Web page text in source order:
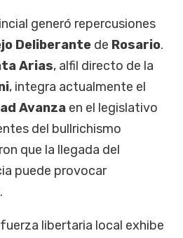
generó repercusiones
Deliberante de Rosario.
Arias, alfil directo de la
, integra actualmente el
Avanza en el legislativo
del bullrichismo
que la llegada del
puede provocar
libertaria local exhibe